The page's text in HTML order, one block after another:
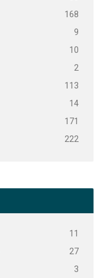
168
9
10
2
113
14
171
222
11
27
3